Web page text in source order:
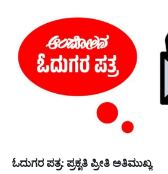
ಓದುಗರ ಪತ್ರ: ಪ್ರಕೃತಿ ಪ್ರೀತಿ ಅತಿಮುಖ್ಯ